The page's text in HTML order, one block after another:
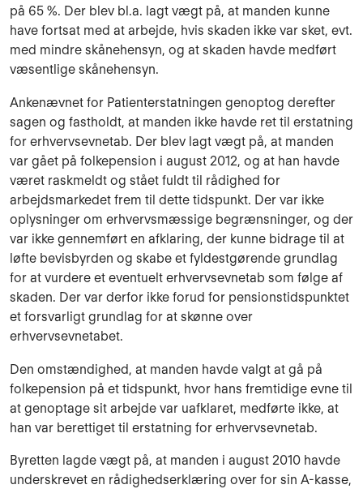
på 65 %. Der blev bl.a. lagt vægt på, at manden kunne
have fortsat med at arbejde, hvis skaden ikke var sket, evt.
med mindre skånehensyn, og at skaden havde medført
væsentlige skånehensyn.
Ankenævnet for Patienterstatningen genoptog derefter
sagen og fastholdt, at manden ikke havde ret til erstatning
for erhvervsevnetab. Der blev lagt vægt på, at manden
var gået på folkepension i august 2012, og at han havde
været raskmeldt og stået fuldt til rådighed for
arbejdsmarkedet frem til dette tidspunkt. Der var ikke
oplysninger om erhvervsmæssige begrænsninger, og der
var ikke gennemført en afklaring, der kunne bidrage til at
løfte bevisbyrden og skabe et fyldestgørende grundlag
for at vurdere et eventuelt erhvervsevnetab som følge af
skaden. Der var derfor ikke forud for pensionstidspunktet
et forsvarligt grundlag for at skønne over
erhvervsevnetabet.
Den omstændighed, at manden havde valgt at gå på
folkepension på et tidspunkt, hvor hans fremtidige evne til
at genoptage sit arbejde var uafklaret, medførte ikke, at
han var berettiget til erstatning for erhvervsevnetab.
Byretten lagde vægt på, at manden i august 2010 havde
underskrevet en rådighedserklæring over for sin A-kasse,